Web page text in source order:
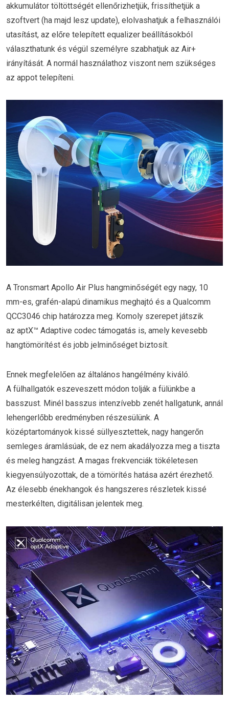
akkumulátor töltöttségét ellenőrizhetjük, frissíthetjük a
szoftvert (ha majd lesz update), elolvashatjuk a felhasználói
utasítást, az előre telepített equalizer beállításokból
választhatunk és végül személyre szabhatjuk az Air+
irányítását. A normál használathoz viszont nem szükséges
az appot telepíteni.
A Tronsmart Apollo Air Plus hangminőségét egy nagy, 10
mm-es, grafén-alapú dinamikus meghajtó és a Qualcomm
QCC3046 chip határozza meg. Komoly szerepet játszik
az aptX™ Adaptive codec támogatás is, amely kevesebb
hangtömörítést és jobb jelminőséget biztosít.
Ennek megfelelően az általános hangélmény kiváló.
A fülhallgatók eszeveszett módon tolják a fülünkbe a
basszust. Minél basszus intenzívebb zenét hallgatunk, annál
lehengerlőbb eredményben részesülünk. A
középtartományok kissé süllyesztettek, nagy hangerőn
semleges áramlásúak, de ez nem akadályozza meg a tiszta
és meleg hangzást. A magas frekvenciák tökéletesen
kiegyensúlyozottak, de a tömörítés hatása azért érezhető.
Az élesebb énekhangok és hangszeres részletek kissé
mesterkélten, digitálisan jelentek meg.